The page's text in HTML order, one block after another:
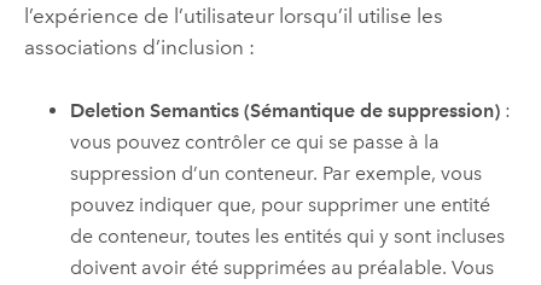
l’expérience de l’utilisateur lorsqu’il utilise les
associations d’inclusion :
Deletion Semantics (Sémantique de suppression) :
vous pouvez contrôler ce qui se passe à la
suppression d’un conteneur. Par exemple, vous
pouvez indiquer que, pour supprimer une entité
de conteneur, toutes les entités qui y sont incluses
doivent avoir été supprimées au préalable. Vous